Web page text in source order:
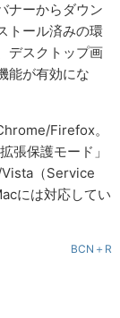
ナーからダウン
トール済みの環
デスクトップ画
能が有効にな
Firefox。
張保護モード」
（Service
には対応してい
BCN＋R